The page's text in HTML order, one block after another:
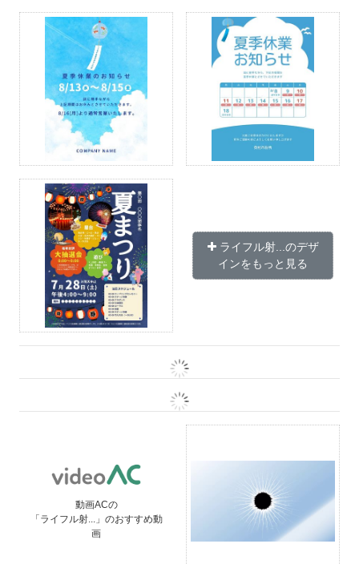
ライフル射...のデザ
インをもっと見る
動画ACの
「ライフル射...」のおすすめ動
画